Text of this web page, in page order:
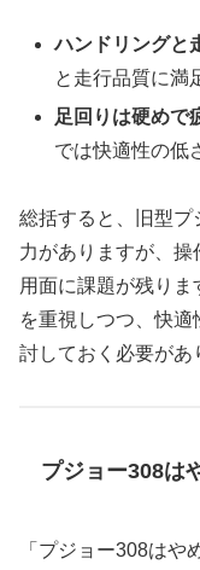
ハンドリングと
と走行品質に満
足回りは硬めで
では快適性の低
総括すると、旧型
力がありますが、
用面に課題が残りま
を重視しつつ、快
討しておく必要があ
プジョー308は
「プジョー308はや